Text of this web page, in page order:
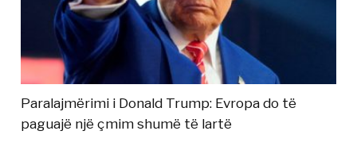
Paralajmërimi i Donald Trump: Evropa do të
paguajë një çmim shumë të lartë